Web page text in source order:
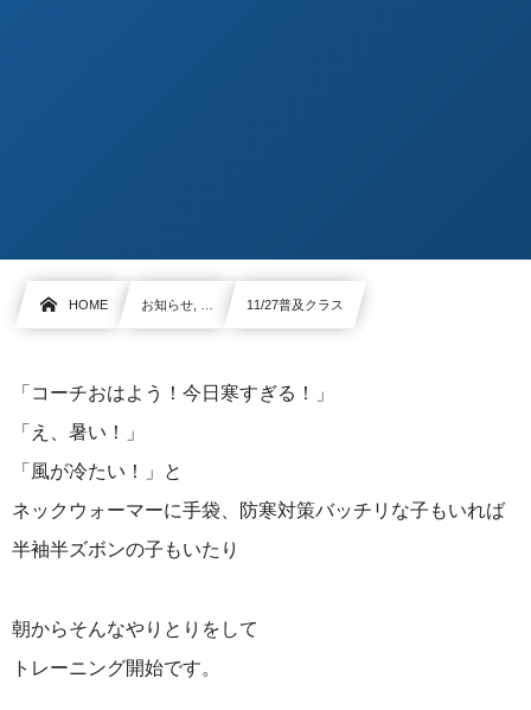
HOME お知らせ, … 11/27普及クラス
「コーチおはよう！今日寒すぎる！」
「え、暑い！」
「風が冷たい！」と
ネックウォーマーに手袋、防寒対策バッチリな子もいれば
半袖半ズボンの子もいたり
朝からそんなやりとりをして
トレーニング開始です。